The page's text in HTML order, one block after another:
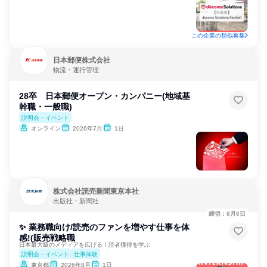
この企業の類似募集
日本郵便株式会社
物流・運行管理
28卒 日本郵便オープン・カンパニー(地域基
幹職・一般職)
説明会・イベント
オンライン
2026年7月 1日
株式会社読売新聞東京本社
出版社・新聞社
✨ 業務職向け/読売のファンを増やす仕事を体
感!(販売戦略職
日本最大級のメディアを広げる！読者獲得を学ぶ
説明会・イベント
仕事体験
東京都
2026年8月 1日
締切：8月6日